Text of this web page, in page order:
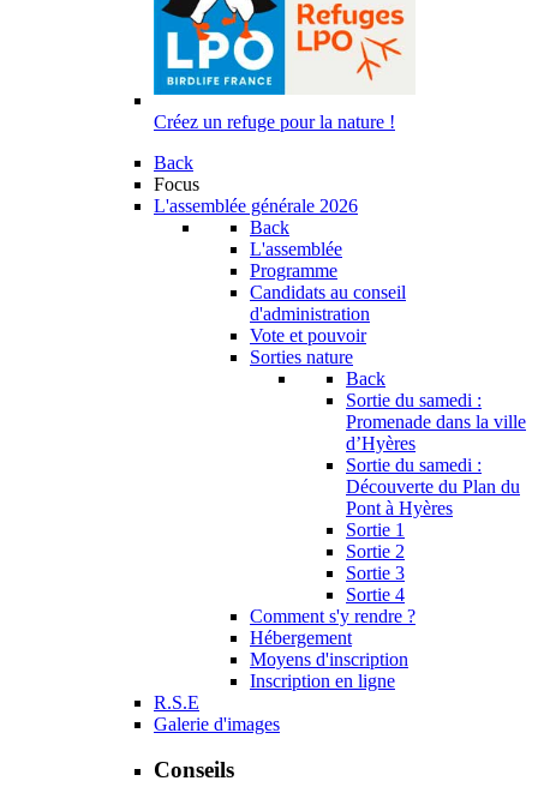
Créez un refuge pour la nature !
Back
Focus
L'assemblée générale 2026
Back
L'assemblée
Programme
Candidats au conseil
d'administration
Vote et pouvoir
Sorties nature
Back
Sortie du samedi :
Promenade dans la ville
d’Hyères
Sortie du samedi :
Découverte du Plan du
Pont à Hyères
Sortie 1
Sortie 2
Sortie 3
Sortie 4
Comment s'y rendre ?
Hébergement
Moyens d'inscription
Inscription en ligne
R.S.E
Galerie d'images
Conseils